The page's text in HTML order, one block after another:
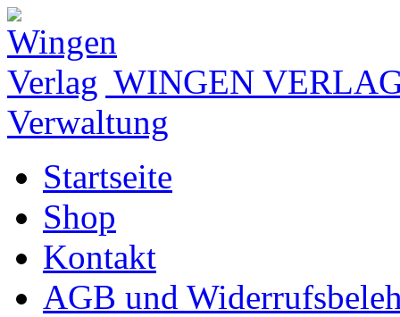
WINGEN
Verwaltung
Startseite
Shop
Kontakt
AGB und